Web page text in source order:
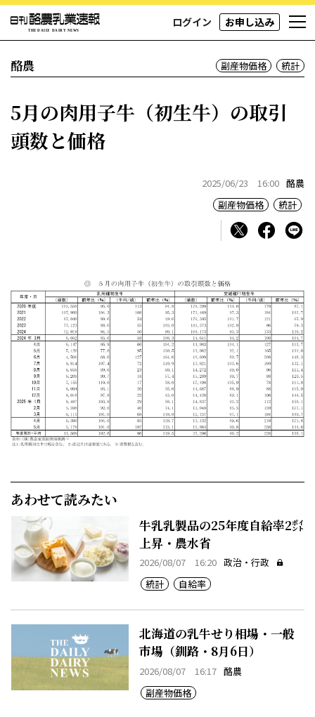
ログイン お申し込み
酪農 副産物価格 統計
5月の肉用子牛（初生牛）の取引
頭数と価格
2025/06/23 16:00 酪農
副産物価格
統計
あわせて読みたい
牛乳乳製品の25年度自給率2㌽
上昇・農水省
2026/08/07 16:20 政治・行政
統計
自給率
北海道の乳牛せり相場・一般
市場（釧路・8月6日）
2026/08/07 16:17 酪農
副産物価格